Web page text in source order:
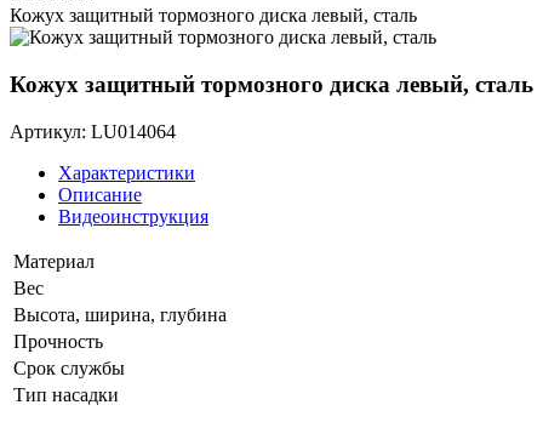
Кожух защитный тормозного диска левый, сталь
Кожух защитный тормозного диска левый, сталь
Артикул: LU014064
Характеристики
Описание
Видеоинструкция
Материал
Вес
Высота, ширина, глубина
Прочность
Срок службы
Тип насадки